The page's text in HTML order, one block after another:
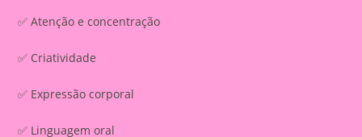
✅ Atenção e concentração
✅ Criatividade
✅ Expressão corporal
✅ Linguagem oral